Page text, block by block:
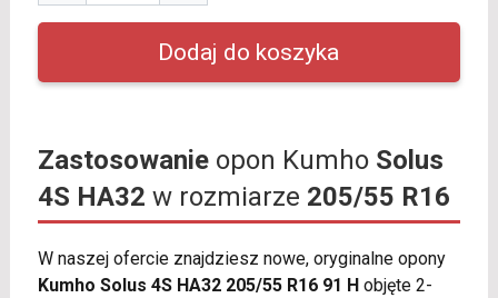
Zastosowanieopon Kumho Solus
4S HA32 w rozmiarze 205/55 R16
W naszej ofercie znajdziesz nowe, oryginalne opony
Kumho Solus 4S HA32 205/55 R16 91 Hobjęte 2-